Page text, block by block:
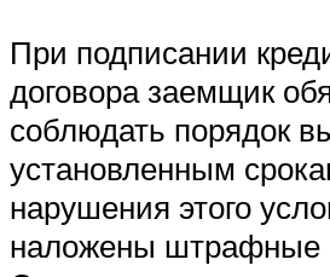
При подписании
договора заемщик
соблюдать порядок
установленным
нарушения этого
наложены штрафные